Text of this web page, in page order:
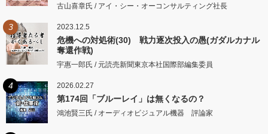
古山喜章氏 / アイ・シー・オーコンサルティング社長
3 2023.12.5
危機への対処術(30) 戦力逐次投入の愚(ガダルカナル
奪還作戦)
宇惠一郎氏 / 元読売新聞東京本社国際部編集委員
4 2026.02.27
第174回「ブルーレイ」は無くなるの？
鴻池賢三氏 / オーディオビジュアル機器 評論家